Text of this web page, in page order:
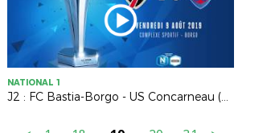
NATIONAL 1
J2 : FC Bastia-Borgo - US Concarneau (2-0), le résumé